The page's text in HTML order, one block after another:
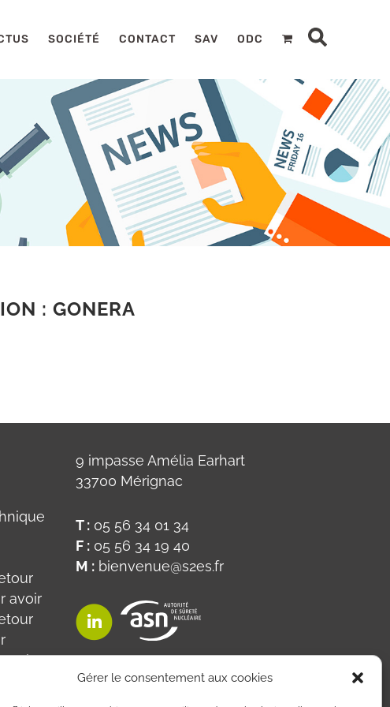
Gérer le consentement aux cookies
SOCIÉTÉ CONTACT SAV ODC
: GONERA
avoir
9 impasse Amélia Earhart
33700 Mérignac
T : 05 56 34 01 34
F : 05 56 34 19 40
M :bienvenue@s2es.fr